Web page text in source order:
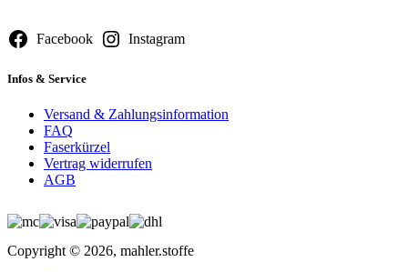
leer. Facebook Instagram
Infos & Service
Versand & Zahlungsinformation
FAQ
Faserkürzel
Vertrag widerrufen
AGB
Copyright © 2026, mahler.stoffe